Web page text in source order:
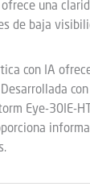
una
de baja
con IA
Eye-30IE-